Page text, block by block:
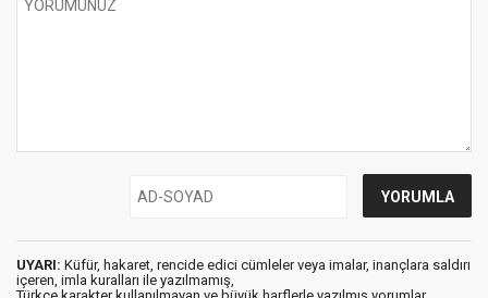
UYARI: Küfür, hakaret, rencide edici cümleler veya imalar, inançlara saldırı
içeren, imla kuralları ile yazılmamış,